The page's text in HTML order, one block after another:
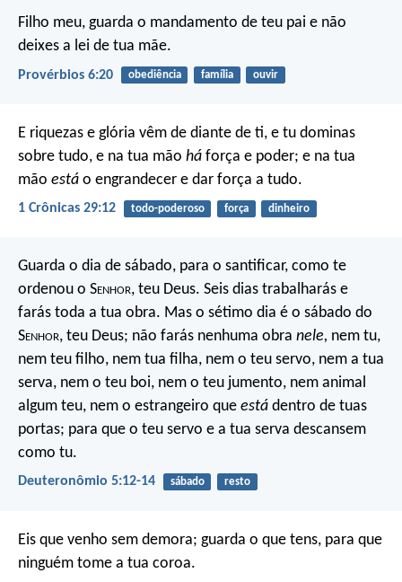
Filho meu, guarda o mandamento de teu pai e não
deixes a lei de tua mãe.
Provérbios 6:20 obediência família ouvir
E riquezas e glória vêm de diante de ti, e tu dominas
sobre tudo, e na tua mão há força e poder; e na tua
mão está o engrandecer e dar força a tudo.
1 Crônicas 29:12 todo-poderoso força dinheiro
Guarda o dia de sábado, para o santificar, como te
ordenou o Senhor, teu Deus. Seis dias trabalharás e
farás toda a tua obra. Mas o sétimo dia é o sábado do
Senhor, teu Deus; não farás nenhuma obra nele, nem tu,
nem teu filho, nem tua filha, nem o teu servo, nem a tua
serva, nem o teu boi, nem o teu jumento, nem animal
algum teu, nem o estrangeiro que está dentro de tuas
portas; para que o teu servo e a tua serva descansem
como tu.
Deuteronômio 5:12-14 sábado resto
Eis que venho sem demora; guarda o que tens, para que
ninguém tome a tua coroa.